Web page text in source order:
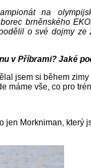
na
brněnského
o své dojmy ze
v Příbrami? Jaké
jsem si během
máme vše, co pro
Morkniman, který